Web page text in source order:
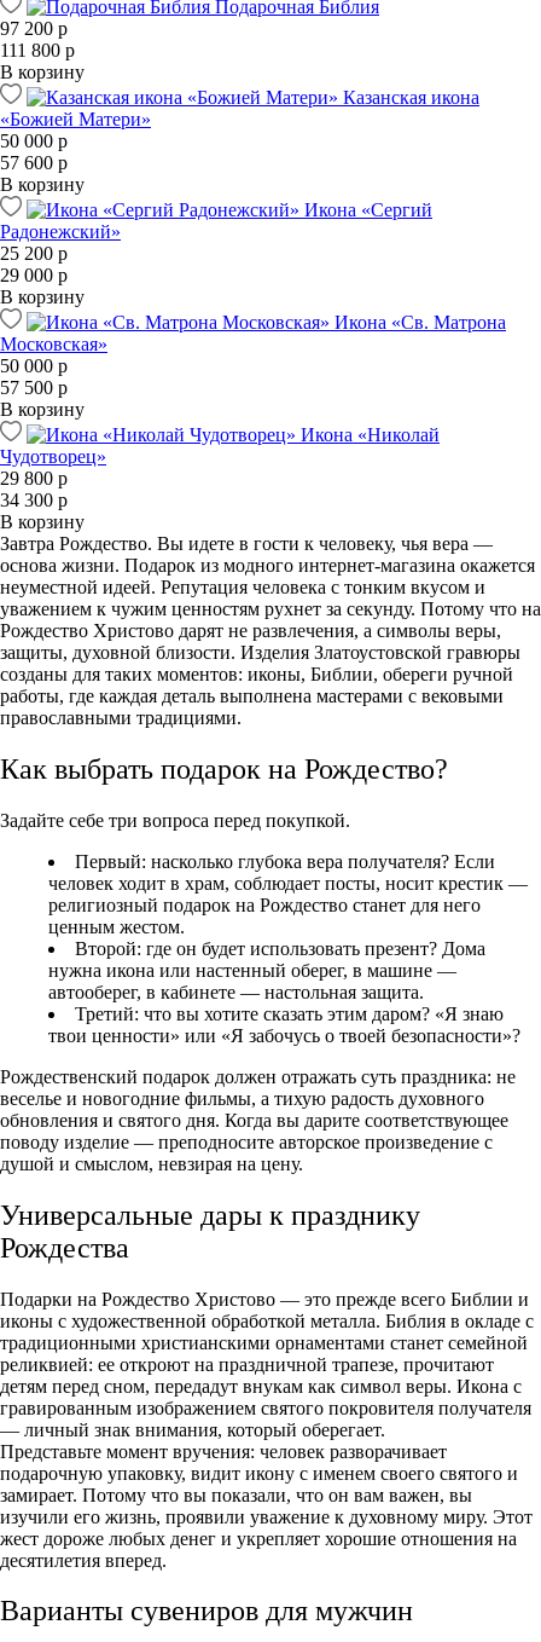
Подарочная Библия
97 200 р
111 800 р
В корзину
Казанская икона
«Божией Матери»
50 000 р
57 600 р
В корзину
Икона «Сергий
Радонежский»
25 200 р
29 000 р
В корзину
Икона «Св. Матрона
Московская»
50 000 р
57 500 р
В корзину
Икона «Николай
Чудотворец»
29 800 р
34 300 р
В корзину
Завтра Рождество. Вы идете в гости к человеку, чья вера —
основа жизни. Подарок из модного интернет-магазина окажется
неуместной идеей. Репутация человека с тонким вкусом и
уважением к чужим ценностям рухнет за секунду. Потому что на
Рождество Христово дарят не развлечения, а символы веры,
защиты, духовной близости. Изделия Златоустовской гравюры
созданы для таких моментов: иконы, Библии, обереги ручной
работы, где каждая деталь выполнена мастерами с вековыми
православными традициями.
Как выбрать подарок на Рождество?
Задайте себе три вопроса перед покупкой.
Первый: насколько глубока вера получателя? Если
человек ходит в храм, соблюдает посты, носит крестик —
религиозный подарок на Рождество станет для него
ценным жестом.
Второй: где он будет использовать презент? Дома
нужна икона или настенный оберег, в машине —
автооберег, в кабинете — настольная защита.
Третий: что вы хотите сказать этим даром? «Я знаю
твои ценности» или «Я забочусь о твоей безопасности»?
Рождественский подарок должен отражать суть праздника: не
веселье и новогодние фильмы, а тихую радость духовного
обновления и святого дня. Когда вы дарите соответствующее
поводу изделие — преподносите авторское произведение с
душой и смыслом, невзирая на цену.
Универсальные дары к празднику
Рождества
Подарки на Рождество Христово — это прежде всего Библии и
иконы с художественной обработкой металла. Библия в окладе с
традиционными христианскими орнаментами станет семейной
реликвией: ее откроют на праздничной трапезе, прочитают
детям перед сном, передадут внукам как символ веры. Икона с
гравированным изображением святого покровителя получателя
— личный знак внимания, который оберегает.
Представьте момент вручения: человек разворачивает
подарочную упаковку, видит икону с именем своего святого и
замирает. Потому что вы показали, что он вам важен, вы
изучили его жизнь, проявили уважение к духовному миру. Этот
жест дороже любых денег и укрепляет хорошие отношения на
десятилетия вперед.
Варианты сувениров для мужчин